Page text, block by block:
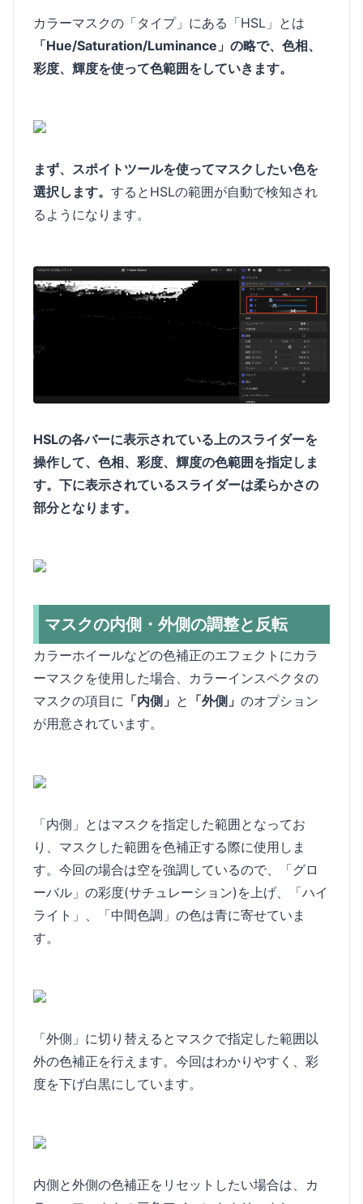
カラーマスクの「タイプ」にある「HSL」とは
「Hue/Saturation/Luminance」の略で、色相、
彩度、輝度を使って色範囲をしていきます。
まず、スポイトツールを使ってマスクしたい色を
選択します。 するとHSLの範囲が自動で検知され
るようになります。
HSLの各バーに表示されている上のスライダーを
操作して、色相、彩度、輝度の色範囲を指定しま
す。下に表示されているスライダーは柔らかさの
部分となります。
マスクの内側・外側の調整と反転
カラーホイールなどの色補正のエフェクトにカラ
ーマスクを使用した場合、カラーインスペクタの
マスクの項目に 「内側」 と 「外側」 のオプション
が用意されています。
「内側」とはマスクを指定した範囲となってお
り、マスクした範囲を色補正する際に使用しま
す。今回の場合は空を強調しているので、「グロ
ーバル」の彩度(サチュレーション)を上げ、「ハイ
ライト」、「中間色調」の色は青に寄せていま
す。
「外側」に切り替えるとマスクで指定した範囲以
外の色補正を行えます。今回はわかりやすく、彩
度を下げ白黒にしています。
内側と外側の色補正をリセットしたい場合は、カ